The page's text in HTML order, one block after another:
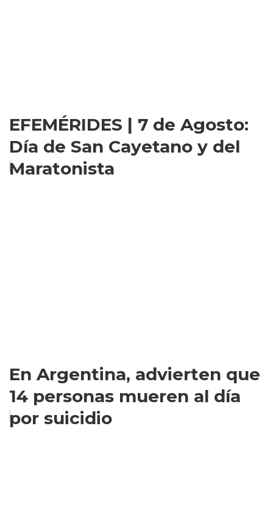
EFEMÉRIDES | 7 de Agosto:
Día de San Cayetano y del
Maratonista
En Argentina, advierten que
14 personas mueren al día
por suicidio